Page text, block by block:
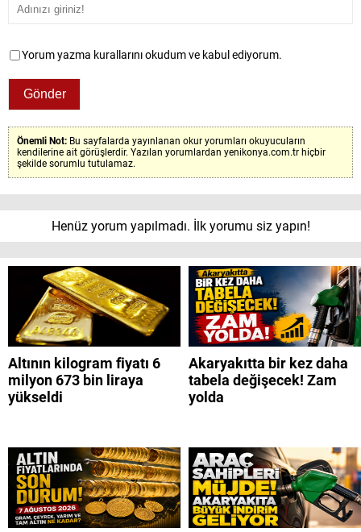
Yorum yazma kurallarını okudum ve kabul ediyorum.
Önemli Not: Bu sayfalarda yayınlanan okur yorumları okuyucuların
kendilerine ait görüşlerdir. Yazılan yorumlardan yenikonya.com.tr hiçbir
şekilde sorumlu tutulamaz.
Henüz yorum yapılmadı. İlk yorumu siz yapın!
Altının kilogram fiyatı 6
milyon 673 bin liraya
yükseldi
Akaryakıtta bir kez daha
tabela değişecek! Zam
yolda